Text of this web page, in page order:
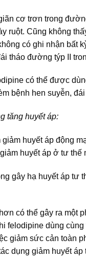
cơ trơn trong
ruột. Cũng không
có ghi nhận bất
tháo đường týp II
có thể được
bệnh hen suyễn,
tăng huyết áp:
giảm huyết áp động
huyết áp ở tư thế
gây hạ huyết áp tư
có thể gây ra một
felodipine dùng
giảm sức cản toàn
dụng giảm huyết áp